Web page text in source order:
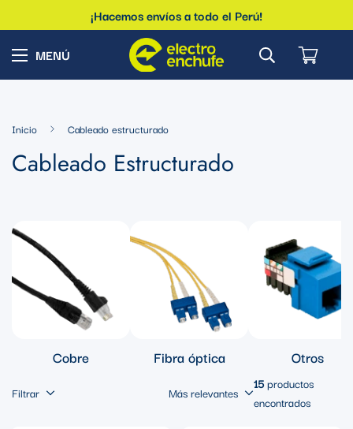
¡Hacemos envíos a todo el Perú!
Inicio Cableado estructurado
Cableado Estructurado
Cobre Fibra óptica Otros
Filtrar Más relevantes
15productos
encontrados